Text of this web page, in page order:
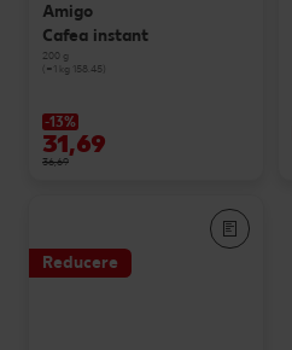
Amigo
Cafea instant
200 g
(=1 kg 158.45)
-13%
31,69
36,69
Reducere